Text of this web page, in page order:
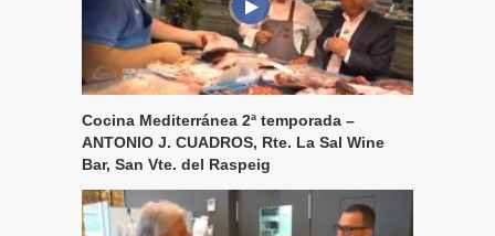
Cocina Mediterránea 2ª temporada –
ANTONIO J. CUADROS, Rte. La Sal Wine
Bar, San Vte. del Raspeig